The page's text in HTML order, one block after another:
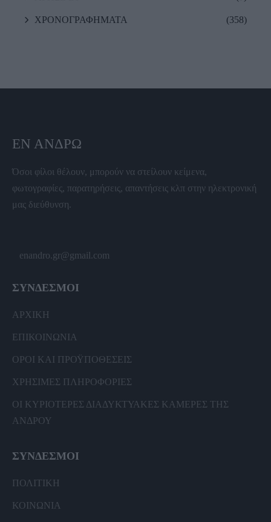
ΧΡΟΝΟΓΡΑΦΗΜΑΤΑ (358)
ΕΝ ΆΝΔΡΩ
Όσοι φίλοι θέλουν, μπορούν να στείλουν κείμενα,
φωτογραφίες, παρατηρήσεις, απαντήσεις κλπ στην ηλεκτρονική
μας διεύθυνση.
enandro.gr@gmail.com
ΣΥΝΔΕΣΜΟΙ
ΑΡΧΙΚΗ
ΕΠΙΚΟΙΝΩΝΙΑ
ΟΡΟΙ ΚΑΙ ΠΡΟΫΠΟΘΕΣΕΙΣ
ΧΡΗΣΙΜΕΣ ΠΛΗΡΟΦΟΡΙΕΣ
ΟΙ ΚΥΡΙΟΤΕΡΕΣ ΔΙΑΔΥΚΤΥΑΚΕΣ ΚΑΜΕΡΕΣ ΤΗΣ
ΑΝΔΡΟΥ
ΣΥΝΔΕΣΜΟΙ
ΠΟΛΙΤΙΚΗ
ΚΟΙΝΩΝΙΑ